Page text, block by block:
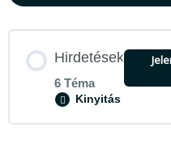
Hirdetések
6 Téma
Kinyitás